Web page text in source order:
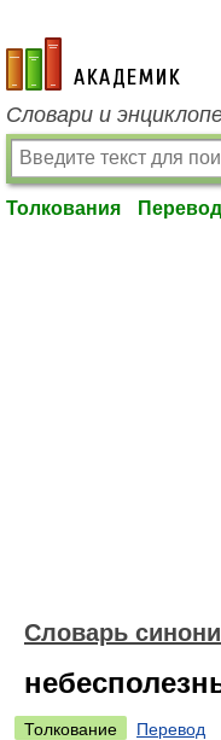
academic.ru
Словари и
Толкования
Словарь
Толкование
Перевод